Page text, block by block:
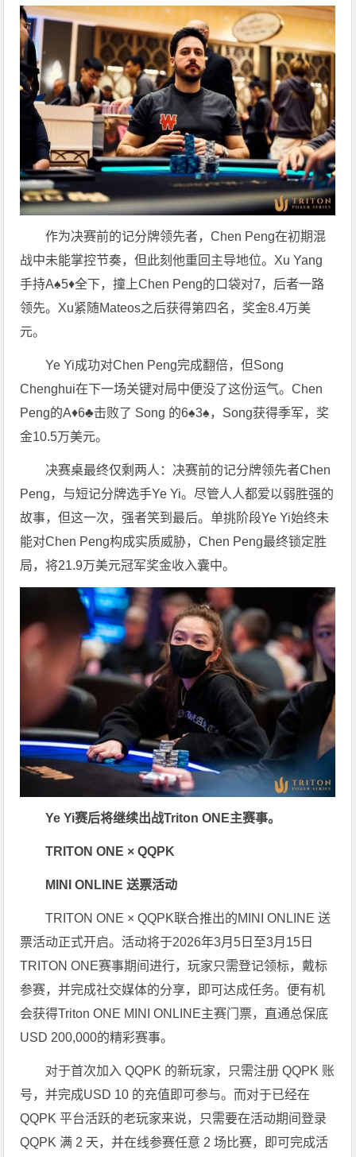
作为决赛前的记分牌领先者，Chen Peng在初期混
战中未能掌控节奏，但此刻他重回主导地位。Xu Yang
手持A♠5♦全下，撞上Chen Peng的口袋对7，后者一路
领先。Xu紧随Mateos之后获得第四名，奖金8.4万美
元。
Ye Yi成功对Chen Peng完成翻倍，但Song
Chenghui在下一场关键对局中便没了这份运气。Chen
Peng的A♦6♣击败了 Song 的6♠3♠，Song获得季军，奖
金10.5万美元。
决赛桌最终仅剩两人：决赛前的记分牌领先者Chen
Peng，与短记分牌选手Ye Yi。尽管人人都爱以弱胜强的
故事，但这一次，强者笑到最后。单挑阶段Ye Yi始终未
能对Chen Peng构成实质威胁，Chen Peng最终锁定胜
局，将21.9万美元冠军奖金收入囊中。
Ye Yi赛后将继续出战Triton ONE主赛事。
TRITON ONE × QQPK
MINI ONLINE 送票活动
TRITON ONE × QQPK联合推出的MINI ONLINE 送
票活动正式开启。活动将于2026年3月5日至3月15日
TRITON ONE赛事期间进行，玩家只需登记领标，戴标
参赛，并完成社交媒体的分享，即可达成任务。便有机
会获得Triton ONE MINI ONLINE主赛门票，直通总保底
USD 200,000的精彩赛事。
对于首次加入 QQPK 的新玩家，只需注册 QQPK 账
号，并完成USD 10 的充值即可参与。而对于已经在
QQPK 平台活跃的老玩家来说，只需要在活动期间登录
QQPK 满 2 天，并在线参赛任意 2 场比赛，即可完成活